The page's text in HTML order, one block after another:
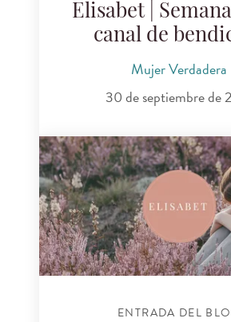
Elisabet |
canal de
Mujer Verdadera
30 de septiembre de
ENTRADA DEL